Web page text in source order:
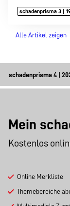
schadenprisma 3 |
Alle Artikel zeigen
Mein
Kostenlos
Online Merkliste
Themebereiche